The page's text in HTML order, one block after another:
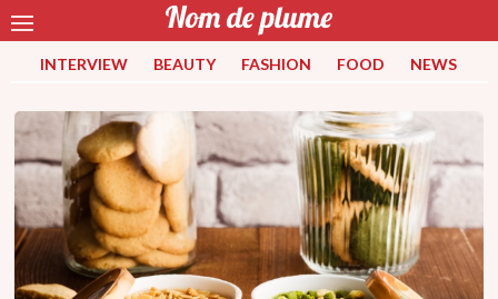
INTERVIEW BEAUTY FASHION FOOD NEWS